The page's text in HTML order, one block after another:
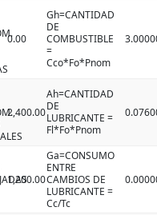
0.00
Gh=CANTIDAD
DE
COMBUSTIBLE
=
Cco*Fo*Pnom
2,400.00
Ah=CANTIDAD
DE
LUBRICANTE =
Fl*Fo*Pnom
1,200.00
Ga=CONSUMO
ENTRE
CAMBIOS DE
LUBRICANTE =
Cc/Tc